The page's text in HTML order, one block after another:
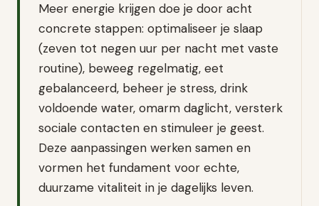
Meer energie krijgen doe je door acht
concrete stappen: optimaliseer je slaap
(zeven tot negen uur per nacht met vaste
routine), beweeg regelmatig, eet
gebalanceerd, beheer je stress, drink
voldoende water, omarm daglicht, versterk
sociale contacten en stimuleer je geest.
Deze aanpassingen werken samen en
vormen het fundament voor echte,
duurzame vitaliteit in je dagelijks leven.